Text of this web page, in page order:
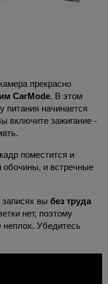
прекрасно
CarMode. В этом
питания начинается
включите зажигание -
поместится и
обочины, и встречные
вы без труда
нет, поэтому
неплох. Убедитесь